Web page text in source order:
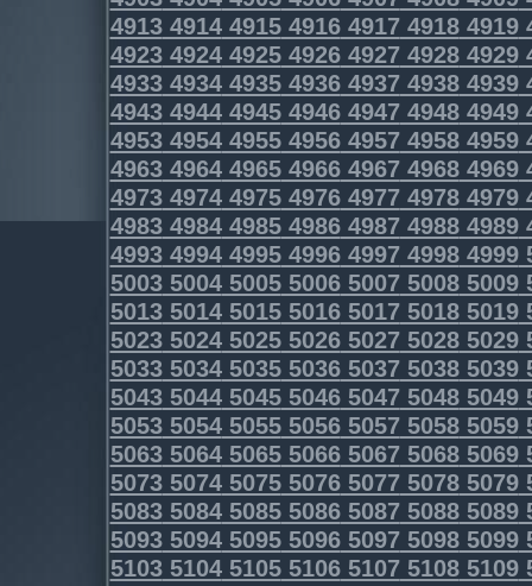
4913491449154916491749184919
4923492449254926492749284929
4933493449354936493749384939
4943494449454946494749484949
4953495449554956495749584959
4963496449654966496749684969
4973497449754976497749784979
4983498449854986498749884989
4993499449954996499749984999
5003500450055006500750085009
5013501450155016501750185019
5023502450255026502750285029
5033503450355036503750385039
5043504450455046504750485049
5053505450555056505750585059
5063506450655066506750685069
5073507450755076507750785079
5083508450855086508750885089
5093509450955096509750985099
5103510451055106510751085109